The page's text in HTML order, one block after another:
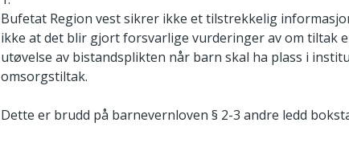
Bufetat Region vest sikrer ikke et tilstrekkelig
ikke at det blir gjort forsvarlige vurderinger av om tiltak
utøvelse av bistandsplikten når barn skal ha plass i
omsorgstiltak.
Dette er brudd på barnevernloven § 2-3 andre ledd